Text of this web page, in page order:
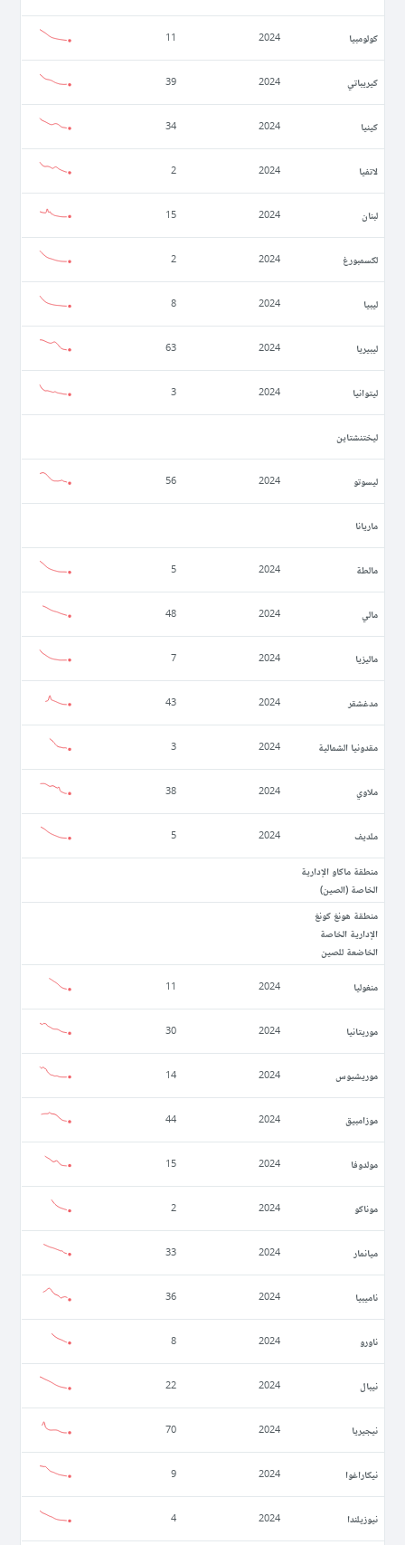
كولومبيا 2024
11
كيريباتي 2024
39
كينيا 2024
34
لاتفيا 2024
2
لبنان 2024
15
لكسمبورغ 2024
2
ليبيا 2024
8
ليبيريا 2024
63
ليتوانيا 2024
3
ليختنشتاين
ليسوتو 2024
56
ماريانا
مالطة 2024
5
مالي 2024
48
ماليزيا 2024
7
مدغشقر 2024
43
مقدونيا الشمالية 2024
3
ملاوي 2024
38
ملديف 2024
5
منطقة ماكاو الإدارية
الخاصة (الصين)
منطقة هونغ كونغ
الإدارية الخاصة
الخاضعة للصين
منغوليا 2024
11
موريتانيا 2024
30
موريشيوس 2024
14
موزامبيق 2024
44
مولدوفا 2024
15
موناكو 2024
2
ميانمار 2024
33
ناميبيا 2024
36
ناورو 2024
8
نيبال 2024
22
نيجيريا 2024
70
نيكاراغوا 2024
9
نيوزيلندا 2024
4